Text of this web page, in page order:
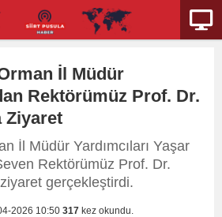
İl Müdür
Rektörümüz Prof. Dr.
Ziyaret
İl Müdür Yardımcıları Yaşar
Rektörümüz Prof. Dr.
gerçekleştirdi.
2026 10:50 317 kez okundu.